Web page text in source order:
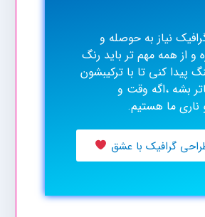
نیاز به حوصله و
و از همه مهم تر باید رنگ
پیدا کنی تا با ترکیبشون
بشه ،اگه وقت و
ما هستیم.
گرافیک با عشق